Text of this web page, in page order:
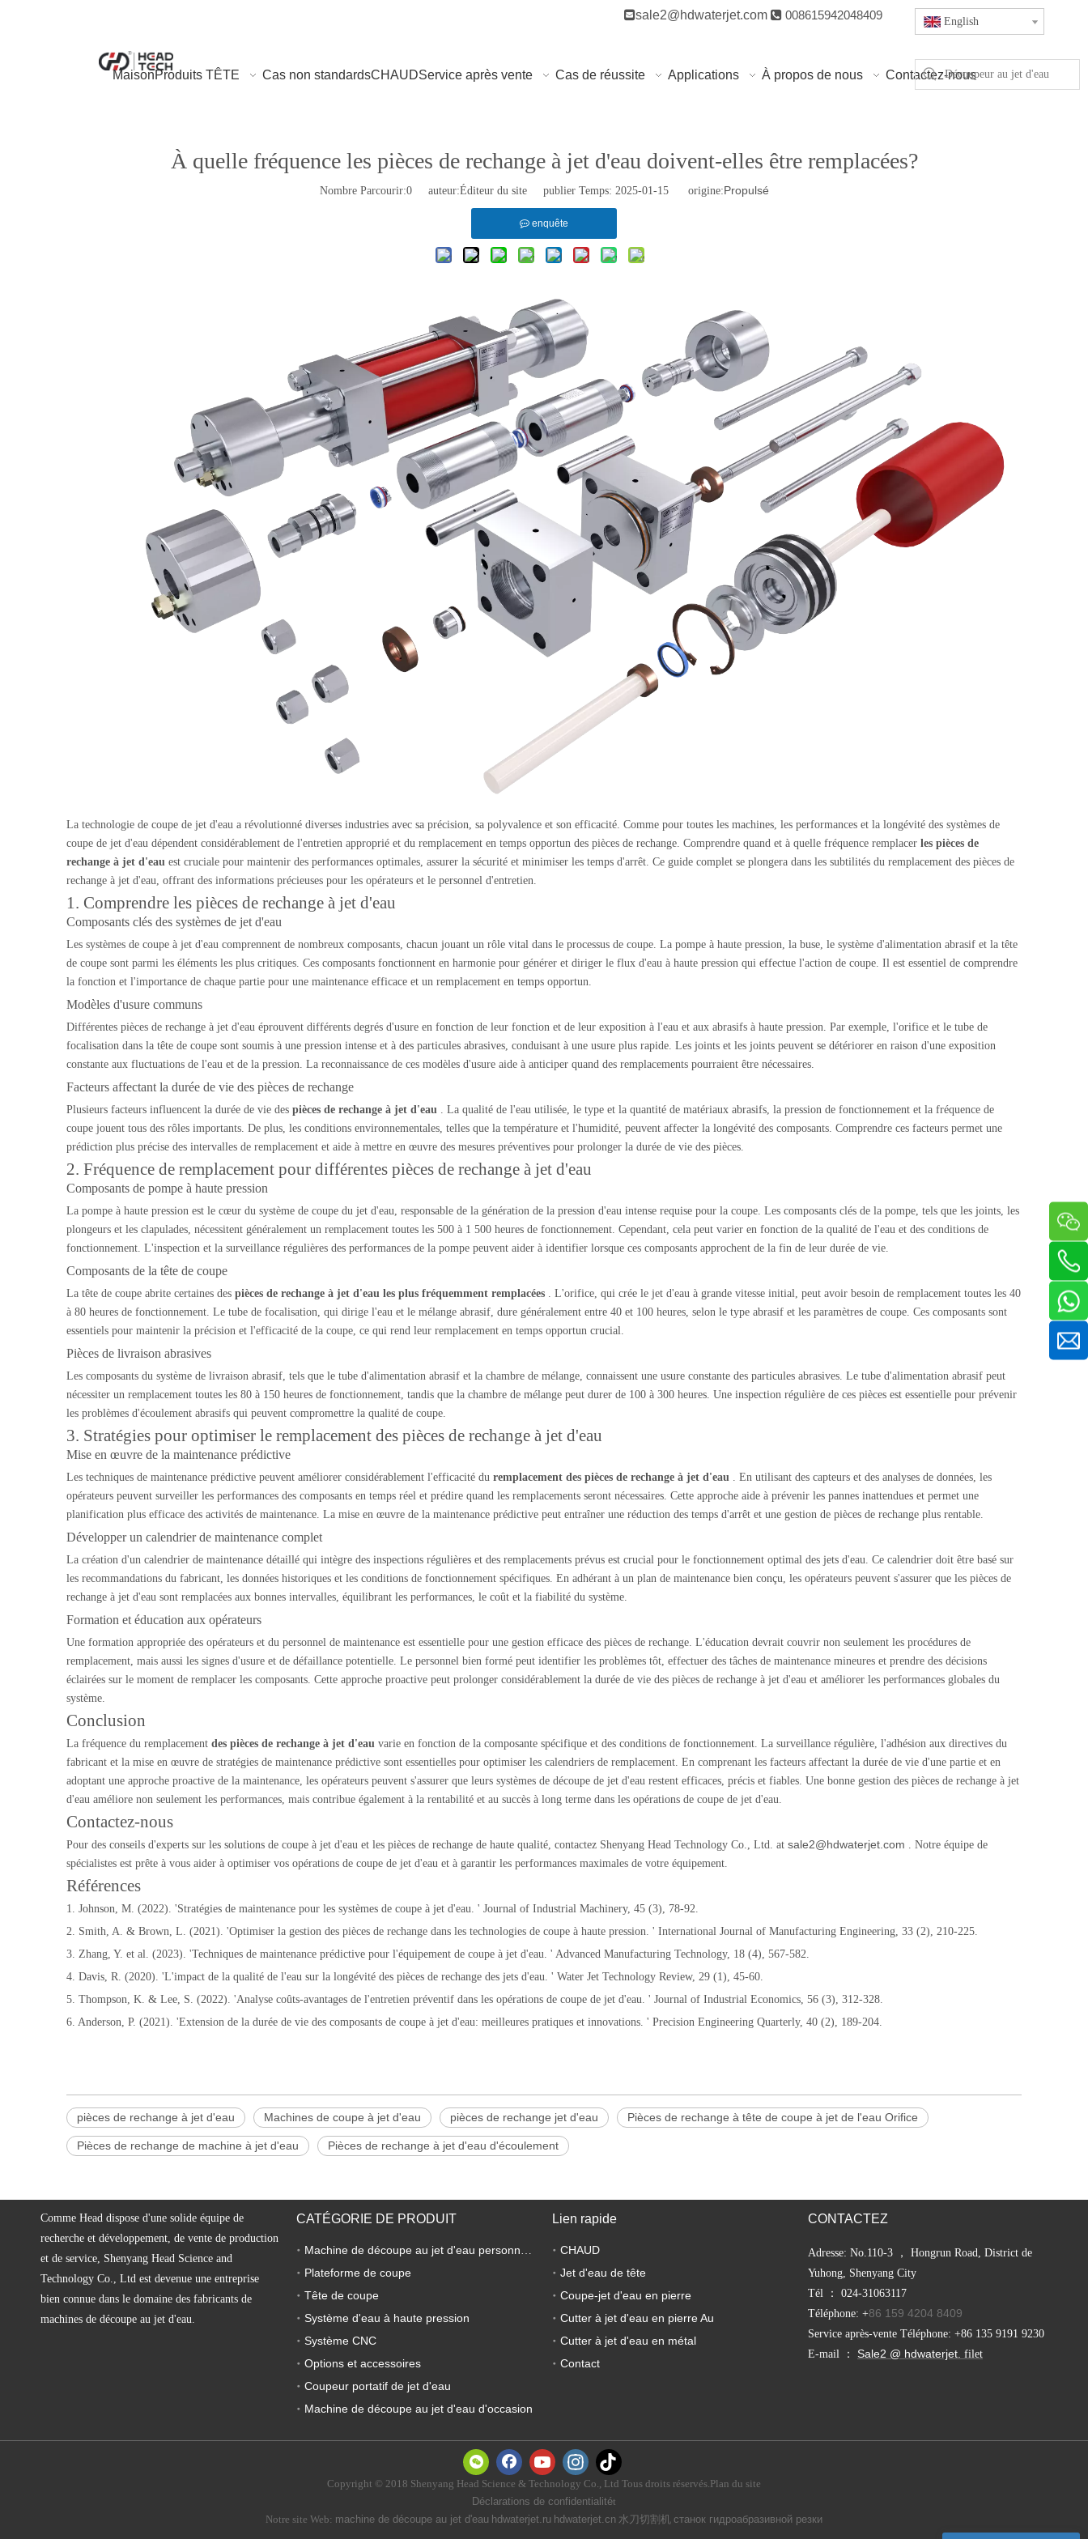
sale2@hdwaterjet.com  008615942048409 English
MaisonProduits TÊTE Cas non standardsCHAUDService après vente Cas de réussite Applications À propos de nous Contactez-nous
À quelle fréquence les pièces de rechange à jet d'eau doivent-elles être remplacées?
Nombre Parcourir:0auteur:Éditeur du site publier Temps: 2025-01-15 origine:Propulsé
enquête
La technologie de coupe de jet d'eau a révolutionné diverses industries avec sa précision, sa polyvalence et son efficacité. Comme pour toutes les machines, les performances et la longévité des systèmes de
coupe de jet d'eau dépendent considérablement de l'entretien approprié et du remplacement en temps opportun des pièces de rechange. Comprendre quand et à quelle fréquence remplacer les pièces de
rechange à jet d'eau est cruciale pour maintenir des performances optimales, assurer la sécurité et minimiser les temps d'arrêt. Ce guide complet se plongera dans les subtilités du remplacement des pièces de
rechange à jet d'eau, offrant des informations précieuses pour les opérateurs et le personnel d'entretien.
1. Comprendre les pièces de rechange à jet d'eau
Composants clés des systèmes de jet d'eau
Les systèmes de coupe à jet d'eau comprennent de nombreux composants, chacun jouant un rôle vital dans le processus de coupe. La pompe à haute pression, la buse, le système d'alimentation abrasif et la tête
de coupe sont parmi les éléments les plus critiques. Ces composants fonctionnent en harmonie pour générer et diriger le flux d'eau à haute pression qui effectue l'action de coupe. Il est essentiel de comprendre
la fonction et l'importance de chaque partie pour une maintenance efficace et un remplacement en temps opportun.
Modèles d'usure communs
Différentes pièces de rechange à jet d'eau éprouvent différents degrés d'usure en fonction de leur fonction et de leur exposition à l'eau et aux abrasifs à haute pression. Par exemple, l'orifice et le tube de
focalisation dans la tête de coupe sont soumis à une pression intense et à des particules abrasives, conduisant à une usure plus rapide. Les joints et les joints peuvent se détériorer en raison d'une exposition
constante aux fluctuations de l'eau et de la pression. La reconnaissance de ces modèles d'usure aide à anticiper quand des remplacements pourraient être nécessaires.
Facteurs affectant la durée de vie des pièces de rechange
Plusieurs facteurs influencent la durée de vie des pièces de rechange à jet d'eau . La qualité de l'eau utilisée, le type et la quantité de matériaux abrasifs, la pression de fonctionnement et la fréquence de
coupe jouent tous des rôles importants. De plus, les conditions environnementales, telles que la température et l'humidité, peuvent affecter la longévité des composants. Comprendre ces facteurs permet une
prédiction plus précise des intervalles de remplacement et aide à mettre en œuvre des mesures préventives pour prolonger la durée de vie des pièces.
2. Fréquence de remplacement pour différentes pièces de rechange à jet d'eau
Composants de pompe à haute pression
La pompe à haute pression est le cœur du système de coupe du jet d'eau, responsable de la génération de la pression d'eau intense requise pour la coupe. Les composants clés de la pompe, tels que les joints, les
plongeurs et les clapulades, nécessitent généralement un remplacement toutes les 500 à 1 500 heures de fonctionnement. Cependant, cela peut varier en fonction de la qualité de l'eau et des conditions de
fonctionnement. L'inspection et la surveillance régulières des performances de la pompe peuvent aider à identifier lorsque ces composants approchent de la fin de leur durée de vie.
Composants de la tête de coupe
La tête de coupe abrite certaines des pièces de rechange à jet d'eau les plus fréquemment remplacées . L'orifice, qui crée le jet d'eau à grande vitesse initial, peut avoir besoin de remplacement toutes les 40
à 80 heures de fonctionnement. Le tube de focalisation, qui dirige l'eau et le mélange abrasif, dure généralement entre 40 et 100 heures, selon le type abrasif et les paramètres de coupe. Ces composants sont
essentiels pour maintenir la précision et l'efficacité de la coupe, ce qui rend leur remplacement en temps opportun crucial.
Pièces de livraison abrasives
Les composants du système de livraison abrasif, tels que le tube d'alimentation abrasif et la chambre de mélange, connaissent une usure constante des particules abrasives. Le tube d'alimentation abrasif peut
nécessiter un remplacement toutes les 80 à 150 heures de fonctionnement, tandis que la chambre de mélange peut durer de 100 à 300 heures. Une inspection régulière de ces pièces est essentielle pour prévenir
les problèmes d'écoulement abrasifs qui peuvent compromettre la qualité de coupe.
3. Stratégies pour optimiser le remplacement des pièces de rechange à jet d'eau
Mise en œuvre de la maintenance prédictive
Les techniques de maintenance prédictive peuvent améliorer considérablement l'efficacité du remplacement des pièces de rechange à jet d'eau . En utilisant des capteurs et des analyses de données, les
opérateurs peuvent surveiller les performances des composants en temps réel et prédire quand les remplacements seront nécessaires. Cette approche aide à prévenir les pannes inattendues et permet une
planification plus efficace des activités de maintenance. La mise en œuvre de la maintenance prédictive peut entraîner une réduction des temps d'arrêt et une gestion de pièces de rechange plus rentable.
Développer un calendrier de maintenance complet
La création d'un calendrier de maintenance détaillé qui intègre des inspections régulières et des remplacements prévus est crucial pour le fonctionnement optimal des jets d'eau. Ce calendrier doit être basé sur
les recommandations du fabricant, les données historiques et les conditions de fonctionnement spécifiques. En adhérant à un plan de maintenance bien conçu, les opérateurs peuvent s'assurer que les pièces de
rechange à jet d'eau sont remplacées aux bonnes intervalles, équilibrant les performances, le coût et la fiabilité du système.
Formation et éducation aux opérateurs
Une formation appropriée des opérateurs et du personnel de maintenance est essentielle pour une gestion efficace des pièces de rechange. L'éducation devrait couvrir non seulement les procédures de
remplacement, mais aussi les signes d'usure et de défaillance potentielle. Le personnel bien formé peut identifier les problèmes tôt, effectuer des tâches de maintenance mineures et prendre des décisions
éclairées sur le moment de remplacer les composants. Cette approche proactive peut prolonger considérablement la durée de vie des pièces de rechange à jet d'eau et améliorer les performances globales du
système.
Conclusion
La fréquence du remplacement des pièces de rechange à jet d'eau varie en fonction de la composante spécifique et des conditions de fonctionnement. La surveillance régulière, l'adhésion aux directives du
fabricant et la mise en œuvre de stratégies de maintenance prédictive sont essentielles pour optimiser les calendriers de remplacement. En comprenant les facteurs affectant la durée de vie d'une partie et en
adoptant une approche proactive de la maintenance, les opérateurs peuvent s'assurer que leurs systèmes de découpe de jet d'eau restent efficaces, précis et fiables. Une bonne gestion des pièces de rechange à jet
d'eau améliore non seulement les performances, mais contribue également à la rentabilité et au succès à long terme dans les opérations de coupe de jet d'eau.
Contactez-nous
Pour des conseils d'experts sur les solutions de coupe à jet d'eau et les pièces de rechange de haute qualité, contactez Shenyang Head Technology Co., Ltd. at sale2@hdwaterjet.com . Notre équipe de
spécialistes est prête à vous aider à optimiser vos opérations de coupe de jet d'eau et à garantir les performances maximales de votre équipement.
Références
1. Johnson, M. (2022). 'Stratégies de maintenance pour les systèmes de coupe à jet d'eau. ' Journal of Industrial Machinery, 45 (3), 78-92.
2. Smith, A. & Brown, L. (2021). 'Optimiser la gestion des pièces de rechange dans les technologies de coupe à haute pression. ' International Journal of Manufacturing Engineering, 33 (2), 210-225.
3. Zhang, Y. et al. (2023). 'Techniques de maintenance prédictive pour l'équipement de coupe à jet d'eau. ' Advanced Manufacturing Technology, 18 (4), 567-582.
4. Davis, R. (2020). 'L'impact de la qualité de l'eau sur la longévité des pièces de rechange des jets d'eau. ' Water Jet Technology Review, 29 (1), 45-60.
5. Thompson, K. & Lee, S. (2022). 'Analyse coûts-avantages de l'entretien préventif dans les opérations de coupe de jet d'eau. ' Journal of Industrial Economics, 56 (3), 312-328.
6. Anderson, P. (2021). 'Extension de la durée de vie des composants de coupe à jet d'eau: meilleures pratiques et innovations. ' Precision Engineering Quarterly, 40 (2), 189-204.
pièces de rechange à jet d'eau Machines de coupe à jet d'eau pièces de rechange jet d'eau Pièces de rechange à tête de coupe à jet de l'eau Orifice
Pièces de rechange de machine à jet d'eau Pièces de rechange à jet d'eau d'écoulement
Comme Head dispose d'une solide équipe de
recherche et développement, de vente de production
et de service, Shenyang Head Science and
Technology Co., Ltd est devenue une entreprise
bien connue dans le domaine des fabricants de
machines de découpe au jet d'eau.
CATÉGORIE DE PRODUIT
Machine de découpe au jet d'eau personnalisée
Plateforme de coupe
Tête de coupe
Système d'eau à haute pression
Système CNC
Options et accessoires
Coupeur portatif de jet d'eau
Machine de découpe au jet d'eau d'occasion
Lien rapide
CHAUD
Jet d'eau de tête
Coupe-jet d'eau en pierre
Cutter à jet d'eau en pierre Au
Cutter à jet d'eau en métal
Contact
CONTACTEZ
Adresse: No.110-3 ， Hongrun Road, District de
Yuhong, Shenyang City
Tél ： 024-31063117
Téléphone: +86 159 4204 8409
Service après-vente Téléphone: +86 135 9191 9230
E-mail ： Sale2 @ hdwaterjet. filet
Copyright © 2018 Shenyang Head Science & Technology Co., Ltd Tous droits réservés.Plan du site
Déclarations de confidentialitét
Notre site Web: machine de découpe au jet d'eau hdwaterjet.ru hdwaterjet.cn 水刀切割机 станок гидроабразивной резки